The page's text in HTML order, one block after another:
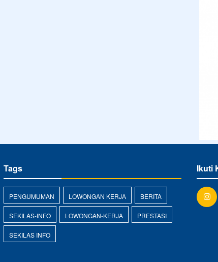
Tags
PENGUMUMAN LOWONGAN KERJA BERITA
SEKILAS-INFO LOWONGAN-KERJA PRESTASI
SEKILAS INFO
Ikuti